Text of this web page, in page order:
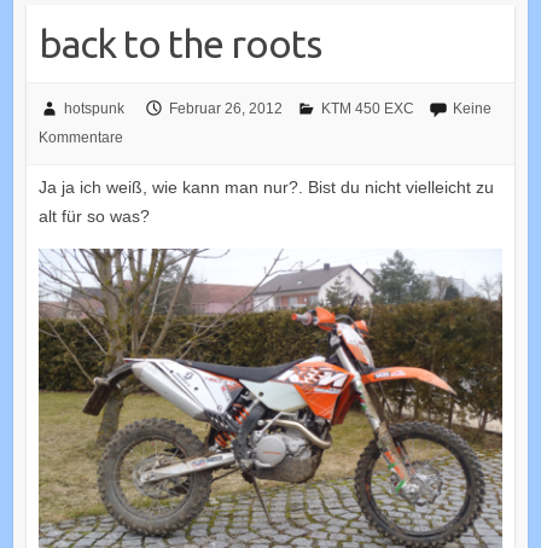
back to the roots
hotspunk Februar 26, 2012 KTM 450 EXC
Keine
Kommentare
Ja ja ich weiß, wie kann man nur?. Bist du nicht vielleicht zu
alt für so was?